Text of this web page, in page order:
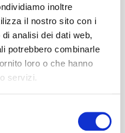
inoltre
il nostro sito con i
analisi dei dati web,
potrebbero combinarle
loro o che hanno
servizi.
bis; alla guida e
pensiamo noi.
bus da tutta Italia:
alla tua città dal
tua tappa e